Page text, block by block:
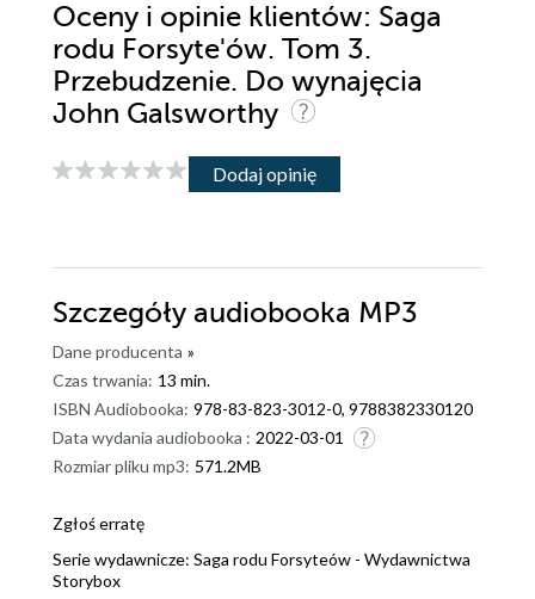
Oceny i opinie klientów: Saga
rodu Forsyte'ów. Tom 3.
Przebudzenie. Do wynajęcia
John Galsworthy
Dodaj opinię
Szczegóły audiobooka MP3
Dane producenta »
Czas trwania: 13 min.
ISBN Audiobooka: 978-83-823-3012-0, 9788382330120
Data wydania audiobooka : 2022-03-01
Rozmiar pliku mp3: 571.2MB
Zgłoś erratę
Serie wydawnicze: Saga rodu Forsyteów - Wydawnictwa
Storybox